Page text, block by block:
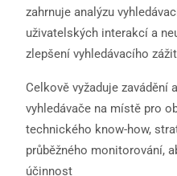
zahrnuje analýzu
uživatelských interakcí a
zlepšení vyhledávacího
Celkově vyžaduje zavádění
vyhledávače na místě pro
technického know-how,
průběžného monitorování,
účinnost